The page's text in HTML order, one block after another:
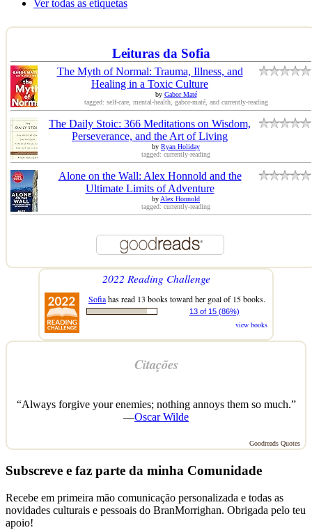
Ver todas as etiquetas
Leituras da Sofia
The Myth of Normal: Trauma, Illness, and
Healing in a Toxic Culture
by Gabor Maté
tagged: self-care, mental-health, gabor-maté, and currently-reading
The Daily Stoic: 366 Meditations on Wisdom,
Perseverance, and the Art of Living
by Ryan Holiday
tagged: currently-reading
Alone on the Wall: Alex Honnold and the
Ultimate Limits of Adventure
by Alex Honnold
tagged: currently-reading
2022 Reading Challenge
Sofiahas read 13 books toward her goal of 15 books.
13 of 15 (86%)
view books
Citações
“Always forgive your enemies; nothing annoys them so much.”
—Oscar Wilde
Goodreads Quotes
Subscreve e faz parte da minha Comunidade
Recebe em primeira mão comunicação personalizada e todas as
novidades culturais e pessoais do BranMorrighan. Obrigada pelo teu
apoio!